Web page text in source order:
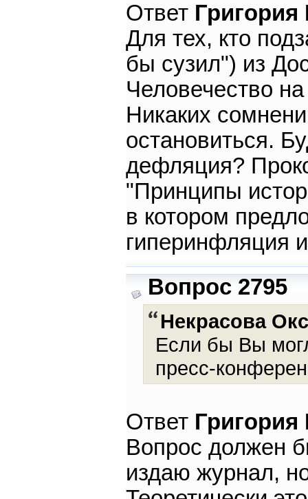
Ответ
Для тех, кто
бы сузил") из
Человечество
Никаких
остановиться.
дефляция?
"Принципы
в котором
гиперинфляция
Вопрос 2795
Некрасова
Если бы Вы
пресс-
Ответ
Вопрос должен
издаю журнал,